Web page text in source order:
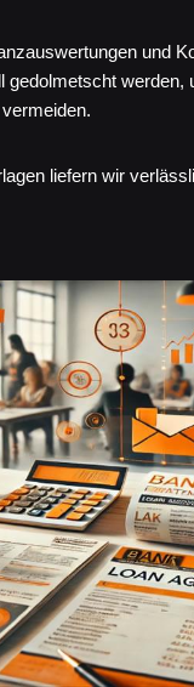
und
gedolmetscht werden,
liefern wir